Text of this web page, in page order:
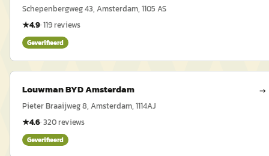
Schepenbergweg 43, Amsterdam, 1105 AS
★4.9·119reviews
Geverifieerd
Louwman BYD Amsterdam →
Pieter Braaijweg 8, Amsterdam, 1114AJ
★4.6·320reviews
Geverifieerd